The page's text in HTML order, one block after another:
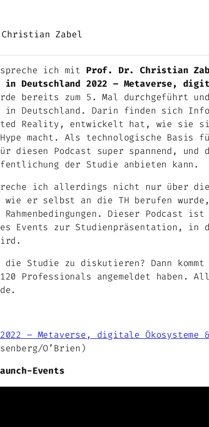
Zabel
ich mit Prof. Dr. Christian
in Deutschland 2022 – Metaverse,
bereits zum 5. Mal durchgeführt
in Deutschland. Darin finden sich
Reality, entwickelt hat, wie sie
Hype macht. Als technologische
diesen Podcast super spannend,
der Studie anbieten kann.
ich allerdings nicht nur über
wie er selbst an die TH berufen
Dieser Podcast
Events zur Studienpräsentation,
Studie zu diskutieren? Dann kommt
Professionals angemeldet haben.
– Metaverse, digitale Ökosysteme
O’Brien)
Events